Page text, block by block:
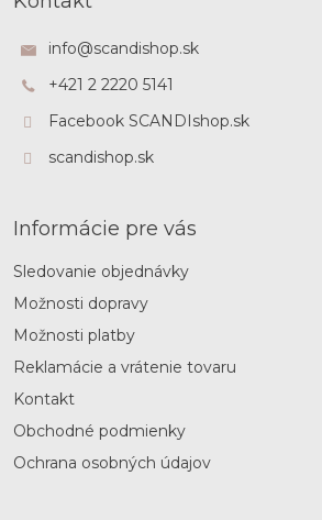
info@scandishop.sk
+421 2 2220 5141
Facebook SCANDIshop.sk
scandishop.sk
Informácie pre vás
Sledovanie objednávky
Možnosti dopravy
Možnosti platby
Reklamácie a vrátenie tovaru
Kontakt
Obchodné podmienky
Ochrana osobných údajov